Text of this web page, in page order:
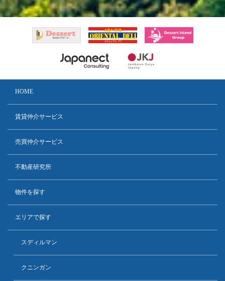
HOME
賃貸仲介サービス
売買仲介サービス
不動産研究所
物件を探す
エリアで探す
スディルマン
クニンガン